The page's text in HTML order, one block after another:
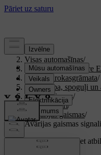
Atbalsts
Visas automašīnas/
XC40 Recharge Pure
Lietotāja rokasgrāmata/
Redzamība, spoguļi un
Ārējās gaismas/
Gaitas lukturi/
Avārijas gaismas/
Avārijas gaismas
Pielāgots atbalstsIegūstiet
automašīnu.